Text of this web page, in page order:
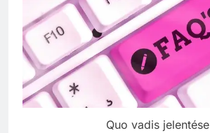
Quo vadis jelentése